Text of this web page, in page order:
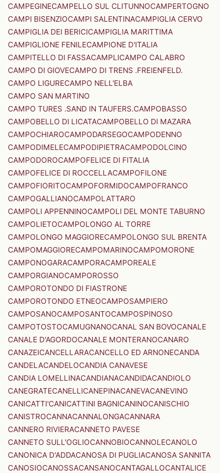
CAMPEGINECAMPELLO SUL CLITUNNOCAMPERTOGNO
CAMPI BISENZIOCAMPI SALENTINACAMPIGLIA CERVO
CAMPIGLIA DEI BERICICAMPIGLIA MARITTIMA
CAMPIGLIONE FENILECAMPIONE D'ITALIA
CAMPITELLO DI FASSACAMPLICAMPO CALABRO
CAMPO DI GIOVECAMPO DI TRENS .FREIENFELD.
CAMPO LIGURECAMPO NELL'ELBA
CAMPO SAN MARTINO
CAMPO TURES .SAND IN TAUFERS.CAMPOBASSO
CAMPOBELLO DI LICATACAMPOBELLO DI MAZARA
CAMPOCHIAROCAMPODARSEGOCAMPODENNO
CAMPODIMELECAMPODIPIETRACAMPODOLCINO
CAMPODOROCAMPOFELICE DI FITALIA
CAMPOFELICE DI ROCCELLACAMPOFILONE
CAMPOFIORITOCAMPOFORMIDOCAMPOFRANCO
CAMPOGALLIANOCAMPOLATTARO
CAMPOLI APPENNINOCAMPOLI DEL MONTE TABURNO
CAMPOLIETOCAMPOLONGO AL TORRE
CAMPOLONGO MAGGIORECAMPOLONGO SUL BRENTA
CAMPOMAGGIORECAMPOMARINOCAMPOMORONE
CAMPONOGARACAMPORACAMPOREALE
CAMPORGIANOCAMPOROSSO
CAMPOROTONDO DI FIASTRONE
CAMPOROTONDO ETNEOCAMPOSAMPIERO
CAMPOSANOCAMPOSANTOCAMPOSPINOSO
CAMPOTOSTOCAMUGNANOCANAL SAN BOVOCANALE
CANALE D'AGORDOCANALE MONTERANOCANARO
CANAZEICANCELLARACANCELLO ED ARNONECANDA
CANDELACANDELOCANDIA CANAVESE
CANDIA LOMELLINACANDIANACANDIDACANDIOLO
CANEGRATECANELLICANEPINACANEVACANEVINO
CANICATTI'CANICATTINI BAGNICANINOCANISCHIO
CANISTROCANNACANNALONGACANNARA
CANNERO RIVIERACANNETO PAVESE
CANNETO SULL'OGLIOCANNOBIOCANNOLECANOLO
CANONICA D'ADDACANOSA DI PUGLIACANOSA SANNITA
CANOSIOCANOSSACANSANOCANTAGALLOCANTALICE